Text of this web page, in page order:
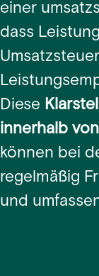
einer
dass
Diese
innerhalb
können bei
regelmäßig
und